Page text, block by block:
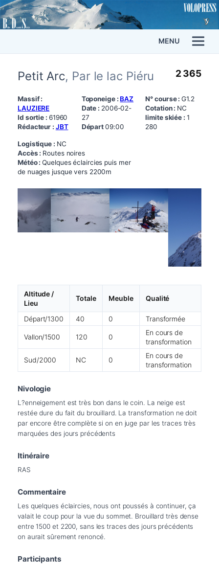
MENU
Petit Arc, Par le lac Piéru 2 365
Massif :
LAUZIERE
Id sortie : 61960
Rédacteur : JBT
Toponeige : BAZ
Date : 2006-02-
27
Départ09:00
N° course :G1.2
Cotation : NC
limite skiée : 1
280
Logistique : NC
Accès : Routes noires
Météo :Quelques éclaircies puis mer
de nuages jusque vers 2200m
Altitude /
Lieu
Totale Meuble Qualité
Départ/1300 40 0 Transformée
Vallon/1500 120 0
En cours de
transformation
Sud/2000 NC 0
En cours de
transformation
Nivologie
L?enneigement est très bon dans le coin. La neige est
restée dure du fait du brouillard. La transformation ne doit
par encore être complète si on en juge par les traces très
marquées des jours précédents
Itinéraire
RAS
Commentaire
Les quelques éclaircies, nous ont poussés à continuer, ça
valait le coup pour la vue du sommet. Brouillard très dense
entre 1500 et 2200, sans les traces des jours précédents
on aurait sûrement renoncé.
Participants